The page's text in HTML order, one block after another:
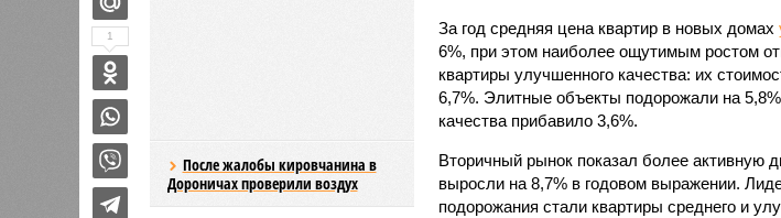
За год средняя цена квартир в новых домах
6%, при этом наиболее ощутимым ростом
квартиры улучшенного качества: их
6,7%. Элитные объекты подорожали на
Вторичный рынок показал более активную динамику: цены выросли на
выражении. Лидерами подорожания стали квартиры среднего и
которые подорожали на 11,4% и 8,2% соответственно. В то же время
1